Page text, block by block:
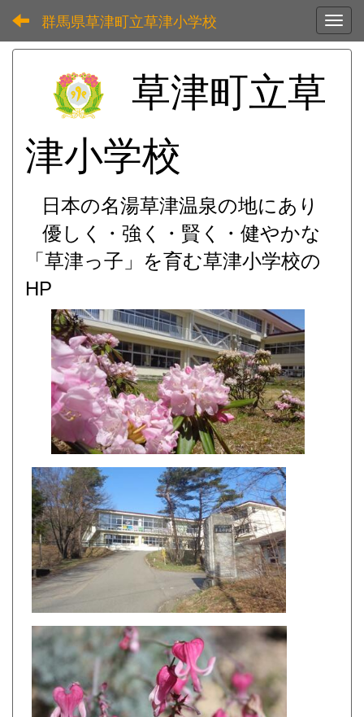
群馬県草津町立草津小学校
草津町立草
津小学校
日本の名湯草津温泉の地にあり
優しく・強く・賢く・健やかな
「草津っ子」を育む草津小学校の
HP